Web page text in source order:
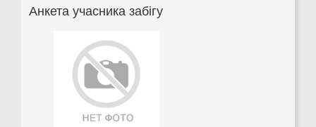
Анкета учасника забігу